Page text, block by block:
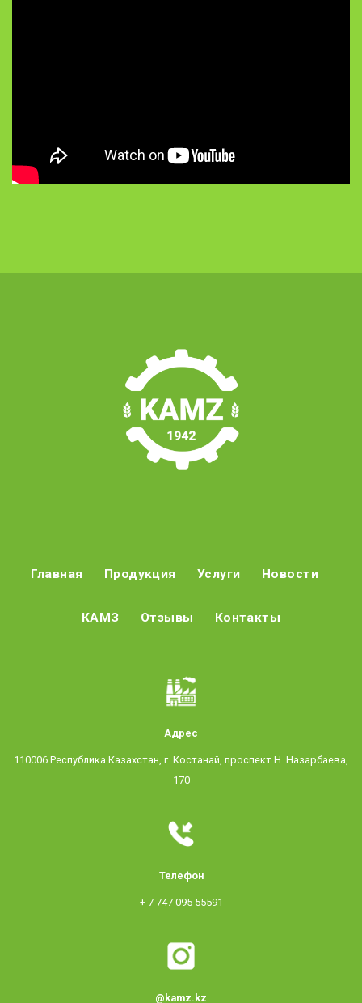
Главная Продукция Услуги Новости
КАМЗ Отзывы Контакты
Адрес
110006 Республика Казахстан, г. Костанай, проспект Н. Назарбаева,
170
Телефон
+ 7 747 095 55591
@kamz.kz